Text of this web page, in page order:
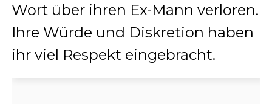
Wort über ihren Ex-Mann verloren.
Ihre Würde und Diskretion haben
ihr viel Respekt eingebracht.